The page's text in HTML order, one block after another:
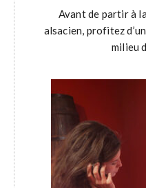
Avant de partir à
alsacien, profitez
milieu